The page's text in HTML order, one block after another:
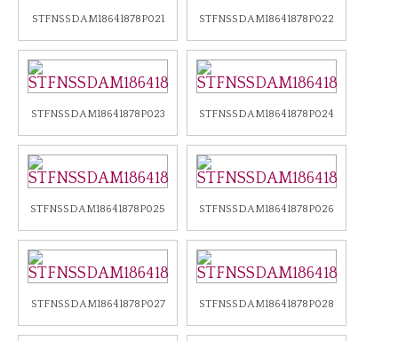
STFNSSDAM18641878P021 STFNSSDAM18641878P022
STFNSSDAM18641878P023 STFNSSDAM18641878P024
STFNSSDAM18641878P025 STFNSSDAM18641878P026
STFNSSDAM18641878P027 STFNSSDAM18641878P028